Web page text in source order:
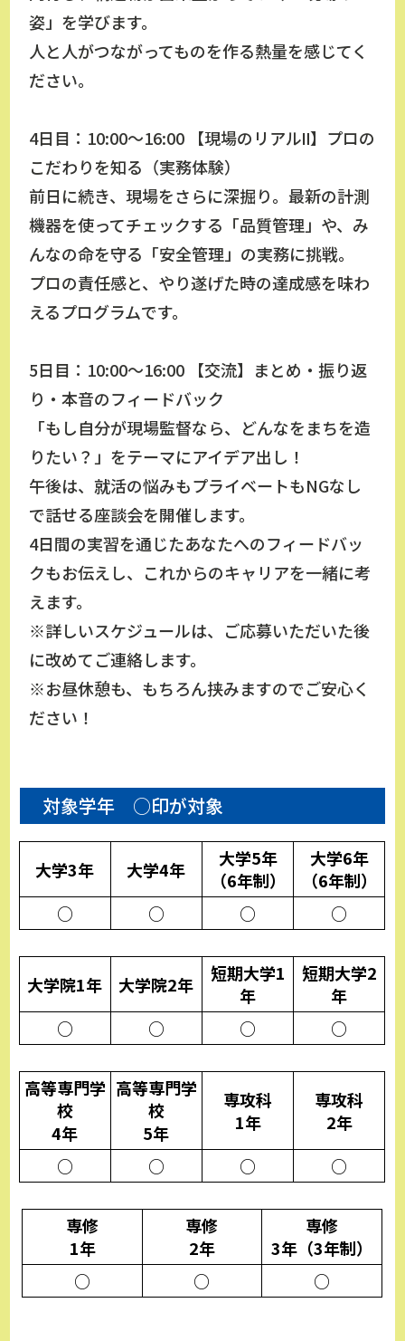
姿」を学びます。
人と人がつながってものを作る熱量を感じてく
ださい。
4日目：10:00～16:00 【現場のリアルⅡ】プロの
こだわりを知る（実務体験）
前日に続き、現場をさらに深掘り。最新の計測
機器を使ってチェックする「品質管理」や、み
んなの命を守る「安全管理」の実務に挑戦。
プロの責任感と、やり遂げた時の達成感を味わ
えるプログラムです。
5日目：10:00～16:00 【交流】まとめ・振り返
り・本音のフィードバック
「もし自分が現場監督なら、どんなをまちを造
りたい？」をテーマにアイデア出し！
午後は、就活の悩みもプライベートもNGなし
で話せる座談会を開催します。
4日間の実習を通じたあなたへのフィードバッ
クもお伝えし、これからのキャリアを一緒に考
えます。
※詳しいスケジュールは、ご応募いただいた後
に改めてご連絡します。
※お昼休憩も、もちろん挟みますのでご安心く
ださい！
対象学年 ○印が対象
大学3年
○
大学4年
○
大学5年
（6年制）
○
大学6年
（6年制）
○
大学院1年
○
大学院2年
○
短期大学1
年
○
短期大学2
年
○
高等専門学
校
4年
○
高等専門学
校
5年
○
専攻科
1年
○
専攻科
2年
○
専修
1年
○
専修
2年
○
専修
3年（3年制）
○